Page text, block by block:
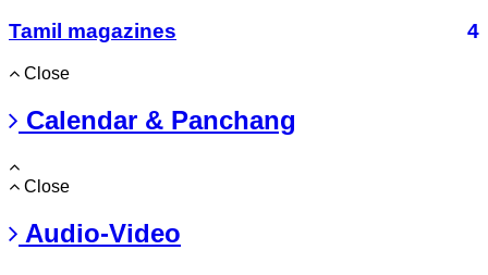
Tamil magazines
4
Close
Calendar & Panchang
Close
Audio-Video